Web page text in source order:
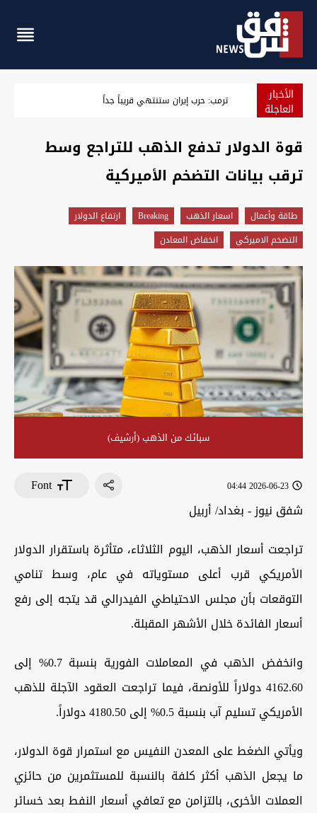
الأخبار
العاجلة الذهب يستقر ويتجه لأكبر مكسب أسبوعي منذ كانون الثاني
قوة الدولار تدفع الذهب للتراجع وسط
ترقب بيانات التضخم الأميركية
طاقة وأعمال اسعار الذهب Breaking
ارتفاع الدولار
التضخم الاميركي
انخفاض المعادن
سبائك من الذهب (أرشيف)
2026-06-23 04:44
Font
شفق نيوز - بغداد/ أربيل
تراجعت أسعار الذهب، اليوم الثلاثاء، متأثرة باستقرار الدولار
الأمريكي قرب أعلى مستوياته في عام، وسط تنامي
التوقعات بأن مجلس الاحتياطي الفيدرالي قد يتجه إلى رفع
أسعار الفائدة خلال الأشهر المقبلة.
وانخفض الذهب في المعاملات الفورية بنسبة 0.7% إلى
4162.60 دولاراً للأونصة، فيما تراجعت العقود الآجلة للذهب
الأمريكي تسليم آب بنسبة 0.5% إلى 4180.50 دولاراً.
ويأتي الضغط على المعدن النفيس مع استمرار قوة الدولار،
ما يجعل الذهب أكثر كلفة بالنسبة للمستثمرين من حائزي
العملات الأخرى، بالتزامن مع تعافي أسعار النفط بعد خسائر